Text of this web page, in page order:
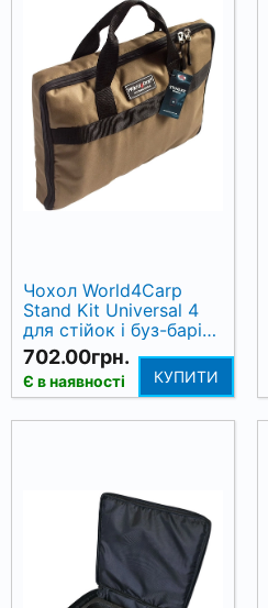
Чохол World4Carp
Stand Kit Universal 4
для стійок і буз-барів
(Coyote)
702.00грн.
Є в наявності КУПИТИ